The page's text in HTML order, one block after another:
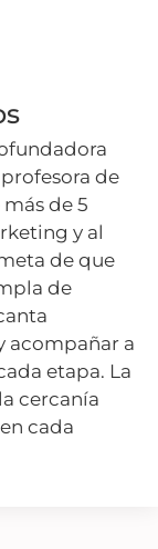
de
de 5
y al
de que
de
acompañar a
etapa. La
cercanía
cada